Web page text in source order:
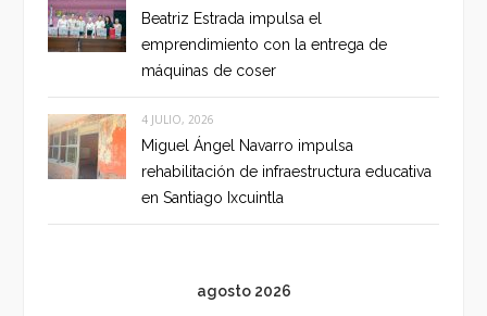
Beatriz Estrada impulsa el
emprendimiento con la entrega de
máquinas de coser
4 JULIO, 2026
Miguel Ángel Navarro impulsa
rehabilitación de infraestructura educativa
en Santiago Ixcuintla
agosto 2026